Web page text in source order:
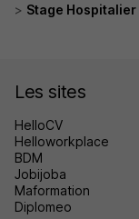
Stage Hospitalier
Les sites
HelloCV
Helloworkplace
BDM
Jobijoba
Maformation
Diplomeo